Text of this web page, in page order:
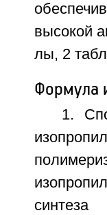
высокой
лы, 2
Формула
1.